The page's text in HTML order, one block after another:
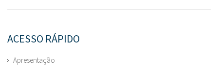
ACESSO RÁPIDO
Apresentação